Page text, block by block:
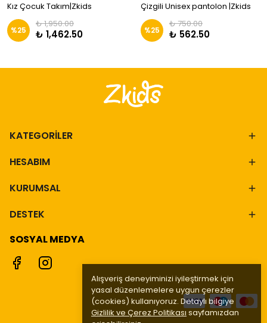
Alışveriş deneyiminizi iyileştirmek için
yasal düzenlemelere uygun çerezler
(cookies) kullanıyoruz. Detaylı bilgiye
Gizlilik ve Çerez Politikası sayfamızdan
Kız Çocuk Takım|Zkids
%25
₺ 1,950.00
₺ 1,462.50
Çizgili Unisex pantolon |Zkids
%25
₺ 750.00
₺ 562.50
KATEGORİLER
HESABIM
KURUMSAL
DESTEK
SOSYAL MEDYA